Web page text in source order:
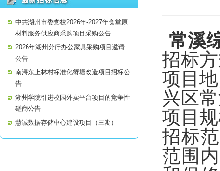
中共湖州市委党校2026年-2027年食堂原
材料服务供应商采购项目采购公告
2026年湖州分行办公家具采购项目邀请
公告
南浔东上林村标准化蟹塘改造项目招标公
告
湖州学院引进校园外卖平台项目的竞争性
磋商公告
慧诚数据存储中心建设项目（三期）
常溪
招标
项目
兴区
项目
招标
范围